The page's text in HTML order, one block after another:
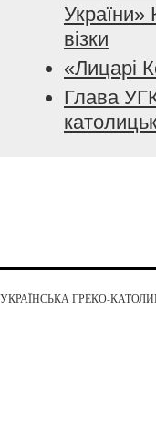
України»
візки
«Лицарі
Глава
УКРАЇНСЬКА ГРЕКО-